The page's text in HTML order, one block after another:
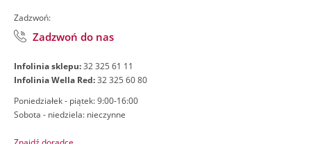
Zadzwoń:
Zadzwoń do nas
Infolinia sklepu:32 325 61 11
Infolinia Wella Red:32 325 60 80
Poniedziałek - piątek: 9:00-16:00
Sobota - niedziela: nieczynne